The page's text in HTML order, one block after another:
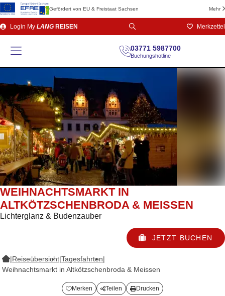
Gefördert von EU & Freistaat Sachsen Mehr
Direkt
zum
Login My LANG REISEN Merkzettel
03771 5987700
Buchungshotline
WEIHNACHTSMARKT IN
ALTKÖTZSCHENBRODA & MEISSEN
Lichterglanz & Budenzauber
JETZT BUCHEN
|Reiseübersicht|Tagesfahrten|
Weihnachtsmarkt in Altkötzschenbroda & Meissen
Merken Teilen Drucken